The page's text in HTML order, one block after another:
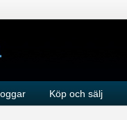
Köp och sälj